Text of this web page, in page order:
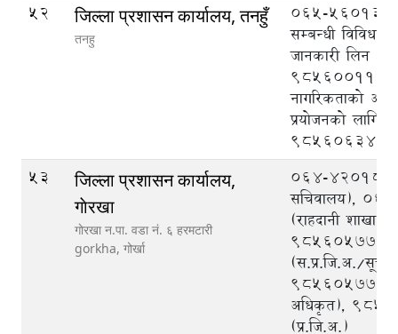
52 जिल्ला प्रशासन कार्यालय, तनहुँ
तनहु
065-560133,
सम्बन्धी विविध
जानकारी लिन
9856001113
नागरिकताको
प्रयोजनको लागि
9856063403
53
जिल्ला प्रशासन कार्यालय,
गाेरखा
गाेरखा न.पा. वडा नं. ६ हरमटारी
gorkha, गोर्खा
064-420189
सचिवालय),
(राहदानी शाखा),
9856057778
(स.प्र.जि.अ./
9856057780
अधिकृत),
(प्र.जि.अ.)